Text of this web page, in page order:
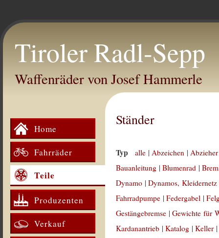
Tiroler Radl-Sepp
Waffenräder von Josef Hammerle
Home
Fahrräder
Teile
Produzenten
Verkauf
Ständer
Typ alle |Abzeichen |
Bauanleitung |Blumenrad |
Dynamo |Dynamos, Kleidernetz
Fahrradpumpe |Federgabel |
Gestängebremse |Gewichte für
Kardanantrieb |Katalog |Keller